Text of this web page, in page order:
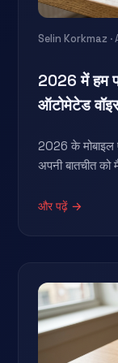
Selin Korkmaz
2026 में हम
ऑटोमेटेड
2026 के मोबाइल
अपनी बातचीत
और पढ़ें →